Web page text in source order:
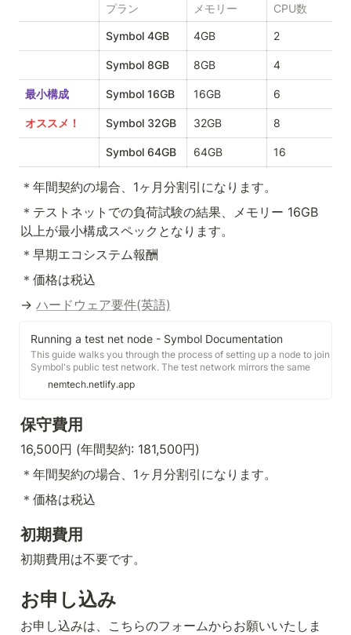
プラン メモリー CPU数
Symbol 4GB 4GB 2
Symbol 8GB 8GB 4
最小構成 Symbol 16GB 16GB 6
オススメ！ Symbol 32GB 32GB 8
Symbol 64GB 64GB 16
＊年間契約の場合、1ヶ月分割引になります。
＊テストネットでの負荷試験の結果、メモリー 16GB
以上が最小構成スペックとなります。
＊早期エコシステム報酬
＊価格は税込
→ ハードウェア要件(英語)
Running a test net node - Symbol Documentation
This guide walks you through the process of setting up a node to join
Symbol's public test network. The test network mirrors the same
technology and features of the future main public network. You can
use the test net to experiment with the offered Symbol's transaction
nemtech.netlify.app
保守費用
16,500円 (年間契約: 181,500円)
＊年間契約の場合、1ヶ月分割引になります。
＊価格は税込
初期費用
初期費用は不要です。
お申し込み
お申し込みは、こちらのフォームからお願いいたしま